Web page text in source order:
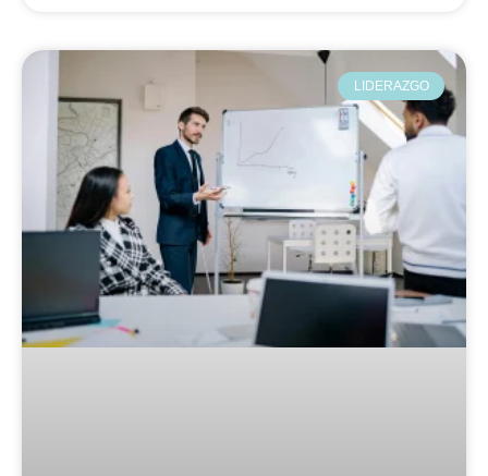
LIDERAZGO